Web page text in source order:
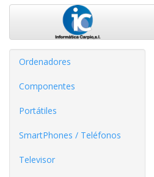
Ordenadores
Componentes
Portátiles
SmartPhones / Teléfonos
Televisor